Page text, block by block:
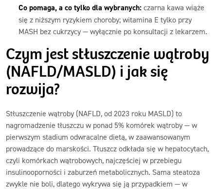
Co pomaga, a co tylko dla wybranych: czarna kawa wiąże
się z niższym ryzykiem choroby; witamina E tylko przy
MASH bez cukrzycy — wyłącznie po konsultacji z lekarzem.
Czym jest stłuszczenie wątroby
(NAFLD/MASLD) i jak się
rozwija?
Stłuszczenie wątroby (NAFLD, od 2023 roku MASLD) to
nagromadzenie tłuszczu w ponad 5% komórek wątroby — w
pierwszym stadium odwracalne dietą, w zaawansowanym
prowadzące do marskości. Tłuszcz odkłada się w hepatocytach,
czyli komórkach wątrobowych, najczęściej w przebiegu
insulinooporności i zaburzeń metabolicznych. Sama steatoza
zwykle nie boli, dlatego wykrywa się ją przypadkiem — w